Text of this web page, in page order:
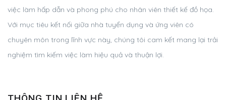
việc làm hấp dẫn và phong phú cho nhân viên thiết kế đồ họa.
Với mục tiêu kết nối giữa nhà tuyển dụng và ứng viên có
chuyên môn trong lĩnh vực này, chúng tôi cam kết mang lại trải
nghiệm tìm kiếm việc làm hiệu quả và thuận lợi.